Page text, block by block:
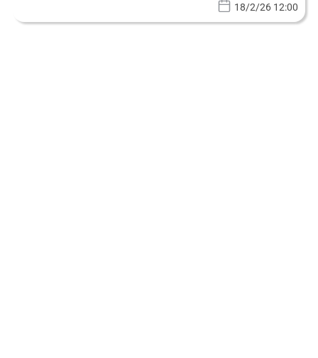
18/2/26 12:00